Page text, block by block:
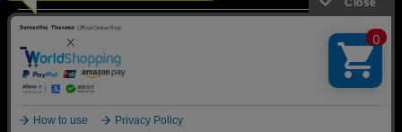
お問い合わせ
プライバシーポリシー
©Samantha Thavasa Japan Limited
弊社はCookieを利用し、Webの利便性向上に努め
ております。「承諾する」をクリックしていただ
くと、お客様に最適な内容を提供することが可能
ご覧ください。
承諾する